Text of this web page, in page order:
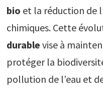
bio et la réduction de
chimiques. Cette
durable vise à
protéger la
pollution de l’eau et